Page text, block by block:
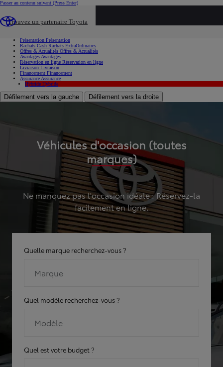
Passer au contenu suivant (Press Enter)
Trouvez un partenaire Toyota
Présentation Présentation
Rachats Cash Rachats ExtraOrdinaires
Offres & Actualités Offres & Actualités
Avantages Avantages
Réservation en ligne Réservation en ligne
Livraison Livraison
Financement Financement
Assurance Assurance
Hybride Hybride
Défilement vers la gauche Défilement vers la droite
Véhicules d'occasion (toutes
marques)
Ne manquez pas l'occasion idéale : Réservez-la
facilement en ligne.
Quelle marque recherchez-vous ?
Marque
Quel modèle recherchez-vous ?
Modèle
Quel est votre budget ?